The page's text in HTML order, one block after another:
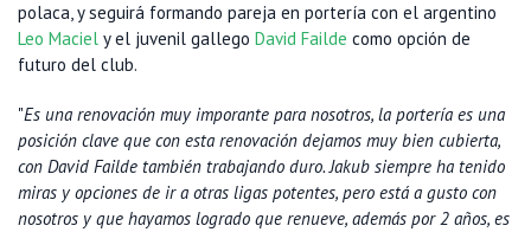
polaca, y seguirá formando pareja en portería con el argentino
Leo Maciel y el juvenil gallego David Failde como opción de
futuro del club.
"Es una renovación muy imporante para nosotros, la portería es una
posición clave que con esta renovación dejamos muy bien cubierta,
con David Failde también trabajando duro. Jakub siempre ha tenido
miras y opciones de ir a otras ligas potentes, pero está a gusto con
nosotros y que hayamos logrado que renueve, además por 2 años, es